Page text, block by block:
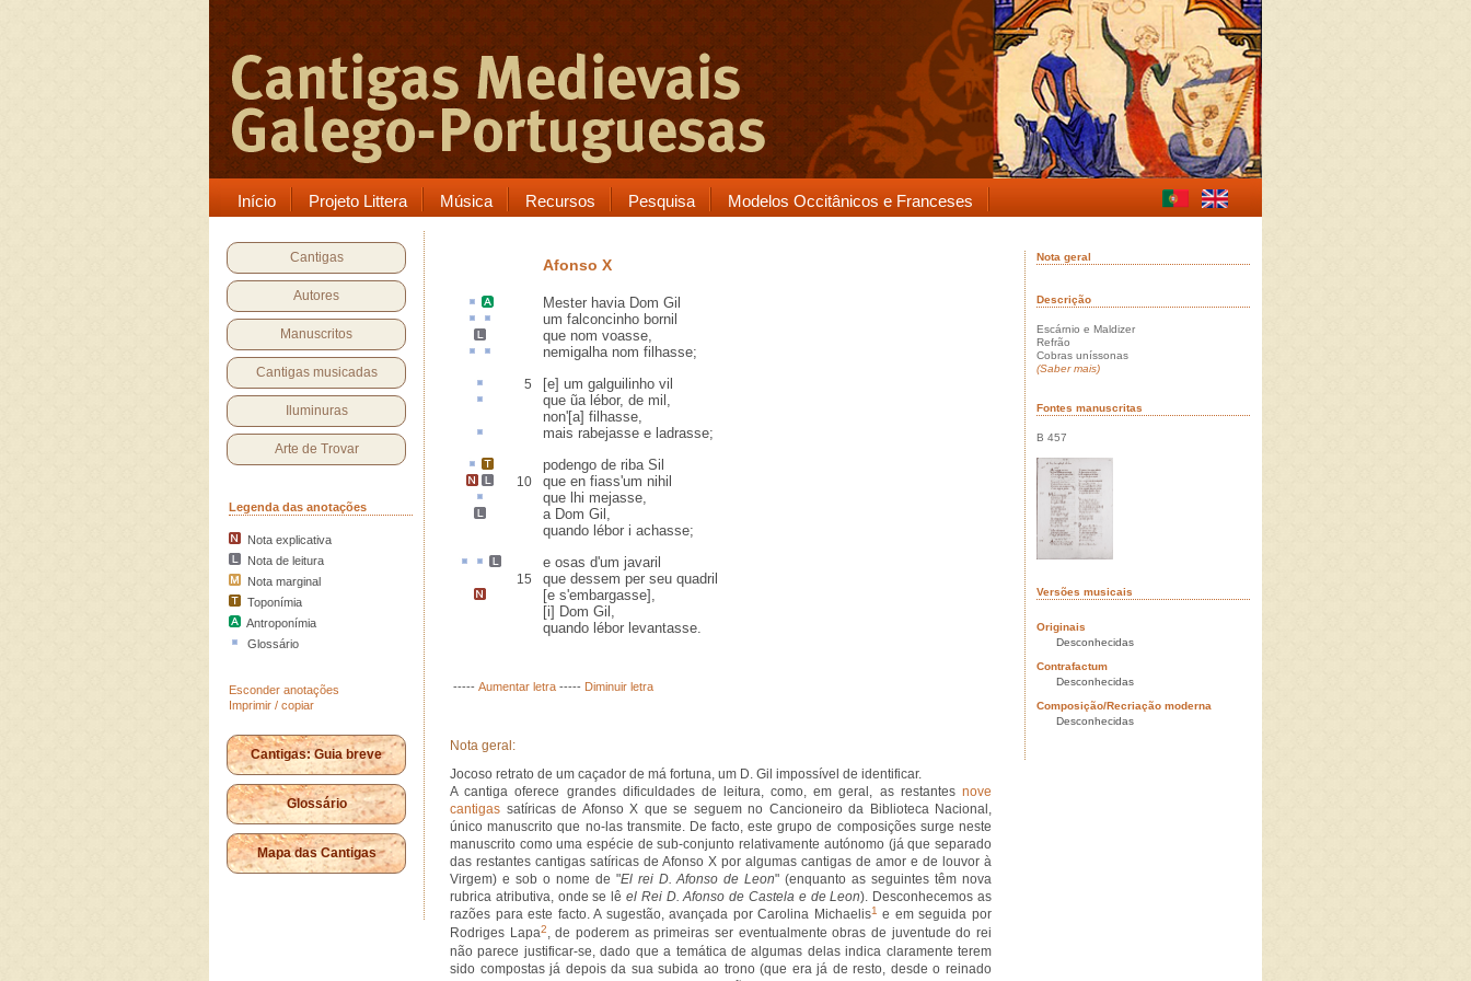
Início Projeto Littera Música Recursos Pesquisa Modelos Occitânicos e Franceses
Cantigas
Autores
Manuscritos
Cantigas musicadas
Iluminuras
Arte de Trovar
Legenda das anotações
Nota explicativa
Nota de leitura
Nota marginal
Toponímia
Antroponímia
Glossário
Esconder anotações
Imprimir / copiar
Cantigas: Guia breve
Glossário
Mapa das Cantigas
Afonso X
Mester havia Dom Gil
um falconcinho bornil
que nom voasse,
nemigalhanom filhasse;
5 [e] um galguilinho vil
que ũa lébor, de mil,
non'[a] filhasse,
mais rabejasse e ladrasse;
podengo de riba Sil
10 que en fiass'um nihil
que lhi mejasse,
a Dom Gil ,
quando lébor i achasse;
e osas d'um javaril
15
que dessem per seu quadril
[e s'embargasse],
[i] Dom Gil,
quando lébor levantasse.
----- Aumentar letra ----- Diminuir letra
Nota geral:
Jocoso retrato de um caçador de má fortuna, um D. Gil impossível de identificar.
A cantiga oferece grandes dificuldades de leitura, como, em geral, as restantes nove
cantigas satíricas de Afonso X que se seguem no Cancioneiro da Biblioteca Nacional,
único manuscrito que no-las transmite. De facto, este grupo de composições surge neste
manuscrito como uma espécie de sub-conjunto relativamente autónomo (já que separado
das restantes cantigas satíricas de Afonso X por algumas cantigas de amor e de louvor à
Virgem) e sob o nome de "El rei D. Afonso de Leon" (enquanto as seguintes têm nova
rubrica atributiva, onde se lê el Rei D. Afonso de Castela e de Leon). Desconhecemos as
razões para este facto. A sugestão, avançada por Carolina Michaelis1 e em seguida por
Rodriges Lapa2, de poderem as primeiras ser eventualmente obras de juventude do rei
não parece justificar-se, dado que a temática de algumas delas indica claramente terem
sido compostas já depois da sua subida ao trono (que era já de resto, desde o reinado
Nota geral
Descrição
Escárnio e Maldizer
Refrão
Cobras uníssonas
(Saber mais)
Fontes manuscritas
B 457
Versões musicais
Originais
Desconhecidas
Contrafactum
Desconhecidas
Composição/Recriação moderna
Desconhecidas